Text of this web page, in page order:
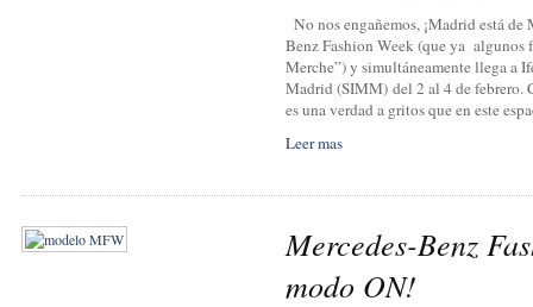
No nos engañemos, ¡Madrid está
Benz Fashion Week (que ya algunos
Merche”) y simultáneamente llega a
Madrid (SIMM) del 2 al 4 de febrero.
es una verdad a gritos que en este
Leer mas
Mercedes-Benz
modo ON!